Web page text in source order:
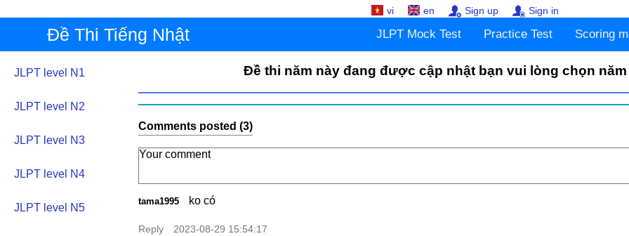
vi en Sign up Sign in
Đề Thi Tiếng Nhật JLPT Mock Test Practice Test Scoring
JLPT level N1
JLPT level N2
JLPT level N3
JLPT level N4
JLPT level N5
Đề thi năm này đang được cập nhật bạn vui lòng chọn
Comments posted (3)
tama1995 ko có
Reply 2023-08-29 15:54:17